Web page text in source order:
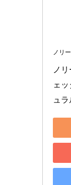
ノリ
ノ
ェ
ュ